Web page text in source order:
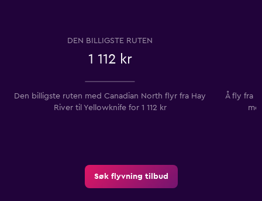
DEN BILLIGSTE RUTEN
1 112 kr
Den billigste ruten med Canadian North flyr fra Hay
River til Yellowknife for 1 112 kr
Å fly fra
Søk flyvning tilbud